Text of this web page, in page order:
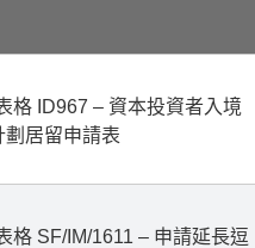
格 ID967 – 資本投資者入境
劃居留申請表
格 SF/IM/1611 – 申請延長逗